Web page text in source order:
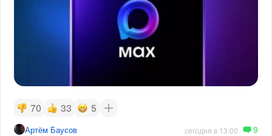
70 33 5
Артём Баусов сегодня в 13:00 9